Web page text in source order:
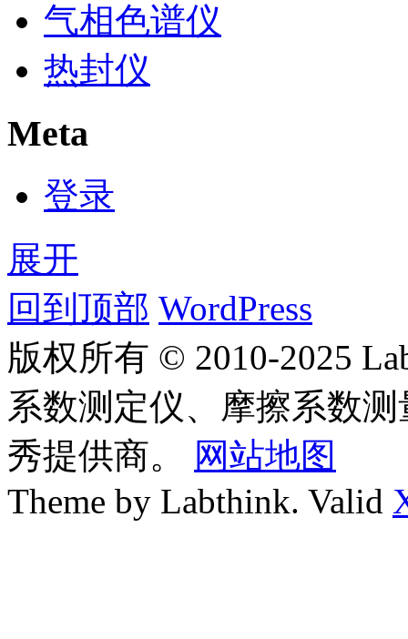
气相色谱仪
热封仪
Meta
登录
展开
回到顶部 WordPress
版权所有 © 2010-2025
系数测定仪、摩擦系数
秀提供商。
网站地图
Theme by Labthink. Valid